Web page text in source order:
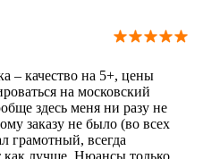
и в
готовности заказа,
– качество на 5+, цены
на московский
здесь меня ни разу не
заказу не было (во всех
грамотный, всегда